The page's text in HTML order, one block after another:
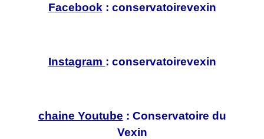
Facebook : conservatoirevexin
Instagram : conservatoirevexin
chaine Youtube : Conservatoire du
Vexin